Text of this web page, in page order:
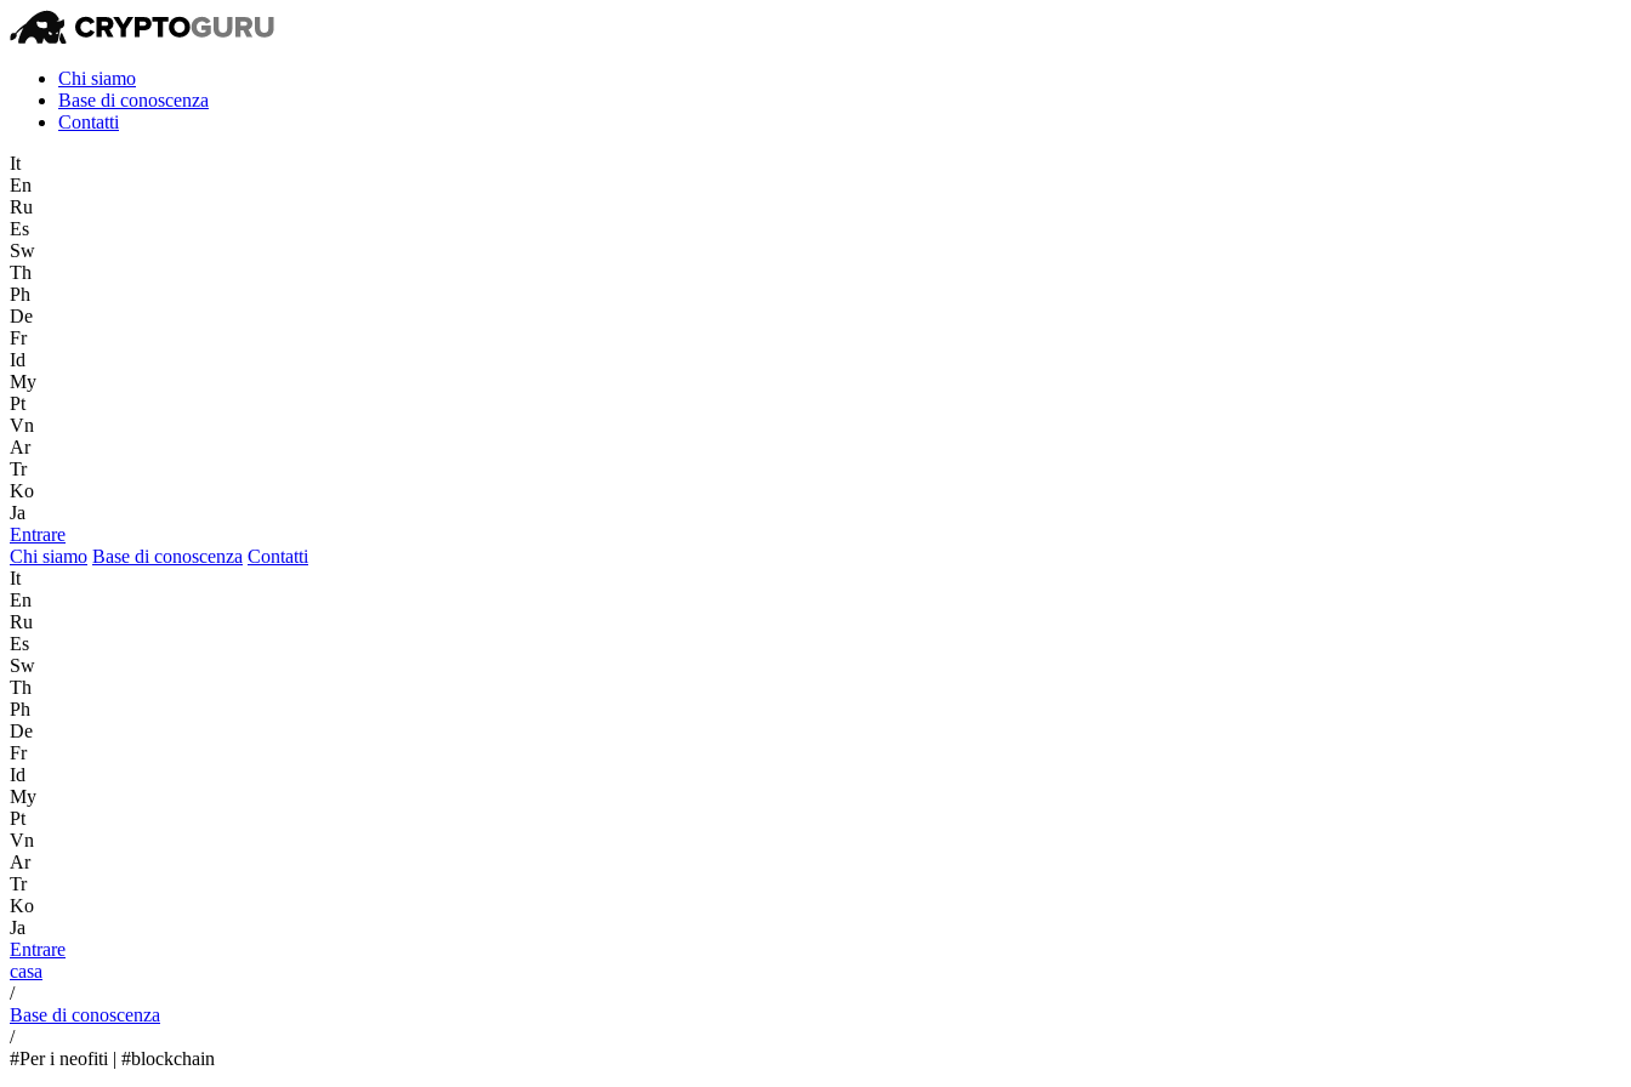
Chi siamo
Base di conoscenza
Contatti
It
En
Ru
Es
Sw
Th
Ph
De
Fr
Id
My
Pt
Vn
Ar
Tr
Ko
Ja
Entrare
Chi siamo Base di conoscenza Contatti
It
En
Ru
Es
Sw
Th
Ph
De
Fr
Id
My
Pt
Vn
Ar
Tr
Ko
Ja
Entrare
casa
/
Base di conoscenza
/
#Per i neofiti | #blockchain